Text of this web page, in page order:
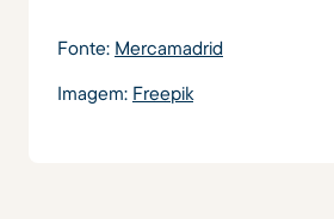
Fonte: Mercamadrid
Imagem: Freepik